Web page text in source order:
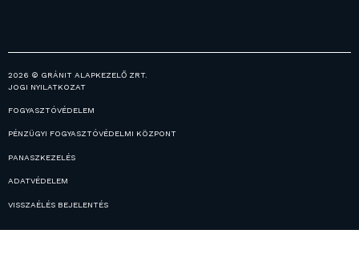
2026 © GRÁNIT ALAPKEZELŐ ZRT.
JOGI NYILATKOZAT
FOGYASZTÓVÉDELEM
PÉNZÜGYI FOGYASZTÓVÉDELMI KÖZPONT
PANASZKEZELÉS
ADATVÉDELEM
VISSZAÉLÉS BEJELENTÉS